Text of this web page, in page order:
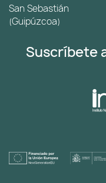
San Sebastián
(Guipúzcoa)
Suscríbete